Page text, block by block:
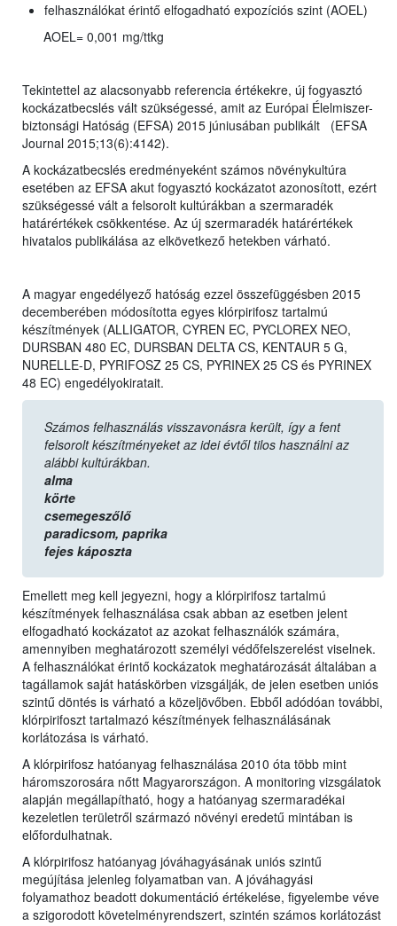
felhasználókat érintő elfogadható expozíciós szint (AOEL)
AOEL= 0,001 mg/ttkg
Tekintettel az alacsonyabb referencia értékekre, új fogyasztó
kockázatbecslés vált szükségessé, amit az Európai Élelmiszer-
biztonsági Hatóság (EFSA) 2015 júniusában publikált (EFSA
Journal 2015;13(6):4142).
A kockázatbecslés eredményeként számos növénykultúra
esetében az EFSA akut fogyasztó kockázatot azonosított, ezért
szükségessé vált a felsorolt kultúrákban a szermaradék
határértékek csökkentése. Az új szermaradék határértékek
hivatalos publikálása az elkövetkező hetekben várható.
A magyar engedélyező hatóság ezzel összefüggésben 2015
decemberében módosította egyes klórpirifosz tartalmú
készítmények (ALLIGATOR, CYREN EC, PYCLOREX NEO,
DURSBAN 480 EC, DURSBAN DELTA CS, KENTAUR 5 G,
NURELLE-D, PYRIFOSZ 25 CS, PYRINEX 25 CS és PYRINEX
48 EC) engedélyokiratait.
Számos felhasználás visszavonásra került, így a fent
felsorolt készítményeket az idei évtől tilos használni az
alábbi kultúrákban.
alma
körte
csemegeszőlő
paradicsom, paprika
fejes káposzta
Emellett meg kell jegyezni, hogy a klórpirifosz tartalmú
készítmények felhasználása csak abban az esetben jelent
elfogadható kockázatot az azokat felhasználók számára,
amennyiben meghatározott személyi védőfelszerelést viselnek.
A felhasználókat érintő kockázatok meghatározását általában a
tagállamok saját hatáskörben vizsgálják, de jelen esetben uniós
szintű döntés is várható a közeljövőben. Ebből adódóan további,
klórpirifoszt tartalmazó készítmények felhasználásának
korlátozása is várható.
A klórpirifosz hatóanyag felhasználása 2010 óta több mint
háromszorosára nőtt Magyarországon. A monitoring vizsgálatok
alapján megállapítható, hogy a hatóanyag szermaradékai
kezeletlen területről származó növényi eredetű mintában is
előfordulhatnak.
A klórpirifosz hatóanyag jóváhagyásának uniós szintű
megújítása jelenleg folyamatban van. A jóváhagyási
folyamathoz beadott dokumentáció értékelése, figyelembe véve
a szigorodott követelményrendszert, szintén számos korlátozást